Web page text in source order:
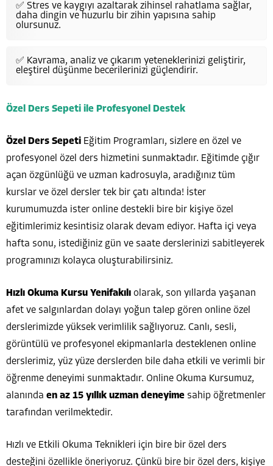
✅ Stres ve kaygıyı azaltarak zihinsel rahatlama sağlar,
daha dingin ve huzurlu bir zihin yapısına sahip
olursunuz.
✅ Kavrama, analiz ve çıkarım yeteneklerinizi geliştirir,
eleştirel düşünme becerilerinizi güçlendirir.
Özel Ders Sepeti ile Profesyonel Destek
Özel Ders Sepeti Eğitim Programları, sizlere en özel ve
profesyonel özel ders hizmetini sunmaktadır. Eğitimde çığır
açan özgünlüğü ve uzman kadrosuyla, aradığınız tüm
kurslar ve özel dersler tek bir çatı altında! İster
kurumumuzda ister online destekli bire bir kişiye özel
eğitimlerimiz kesintisiz olarak devam ediyor. Hafta içi veya
hafta sonu, istediğiniz gün ve saate derslerinizi sabitleyerek
programınızı kolayca oluşturabilirsiniz.
Hızlı Okuma Kursu Yenifakılı olarak, son yıllarda yaşanan
afet ve salgınlardan dolayı yoğun talep gören online özel
derslerimizde yüksek verimlilik sağlıyoruz. Canlı, sesli,
görüntülü ve profesyonel ekipmanlarla desteklenen online
derslerimiz, yüz yüze derslerden bile daha etkili ve verimli bir
öğrenme deneyimi sunmaktadır. Online Okuma Kursumuz,
alanında en az 15 yıllık uzman deneyime sahip öğretmenler
tarafından verilmektedir.
Hızlı ve Etkili Okuma Teknikleri için bire bir özel ders
desteğini özellikle öneriyoruz. Çünkü bire bir özel ders, kişiye